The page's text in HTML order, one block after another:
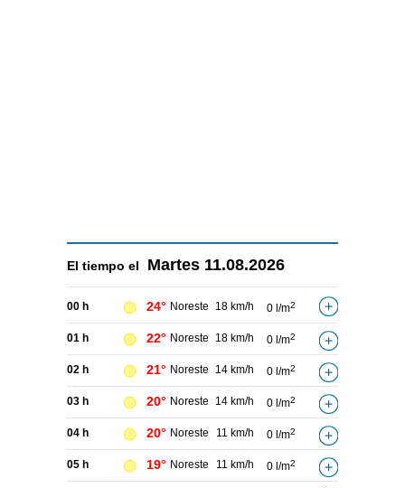
El tiempo el Martes 11.08.2026
00 h 24° Noreste 18 km/h 0 l/m2
01 h 22° Noreste 18 km/h 0 l/m2
02 h 21° Noreste 14 km/h 0 l/m2
03 h 20° Noreste 14 km/h 0 l/m2
04 h 20° Noreste 11 km/h 0 l/m2
05 h 19° Noreste 11 km/h 0 l/m2